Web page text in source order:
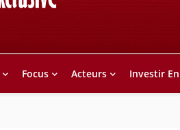
Focus Acteurs Investir